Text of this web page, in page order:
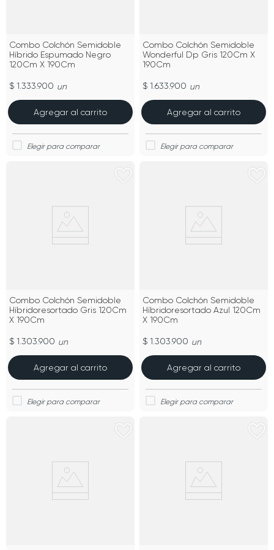
Combo Colchón Semidoble
Híbrido Espumado Negro
120Cm X 190Cm
$ 1.333.900 un
Agregar al carrito
Combo Colchón Semidoble
Wonderful Dp Gris 120Cm X
190Cm
$ 1.633.900 un
Agregar al carrito
Combo Colchón Semidoble
Híbridoresortado Gris 120Cm
X 190Cm
$ 1.303.900 un
Agregar al carrito
Combo Colchón Semidoble
Híbridoresortado Azul 120Cm
X 190Cm
$ 1.303.900 un
Agregar al carrito